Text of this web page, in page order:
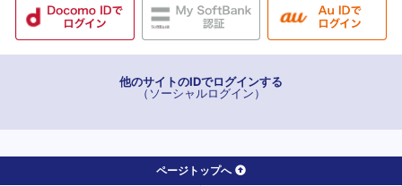
他のサイトのIDでログインする
（ソーシャルログイン）
ページトップへ